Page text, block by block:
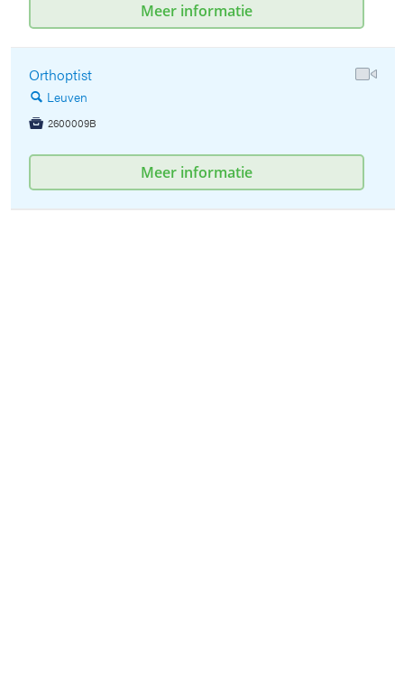
Meer informatie
Orthoptist
🔍 Leuven
 2600009B
Meer informatie